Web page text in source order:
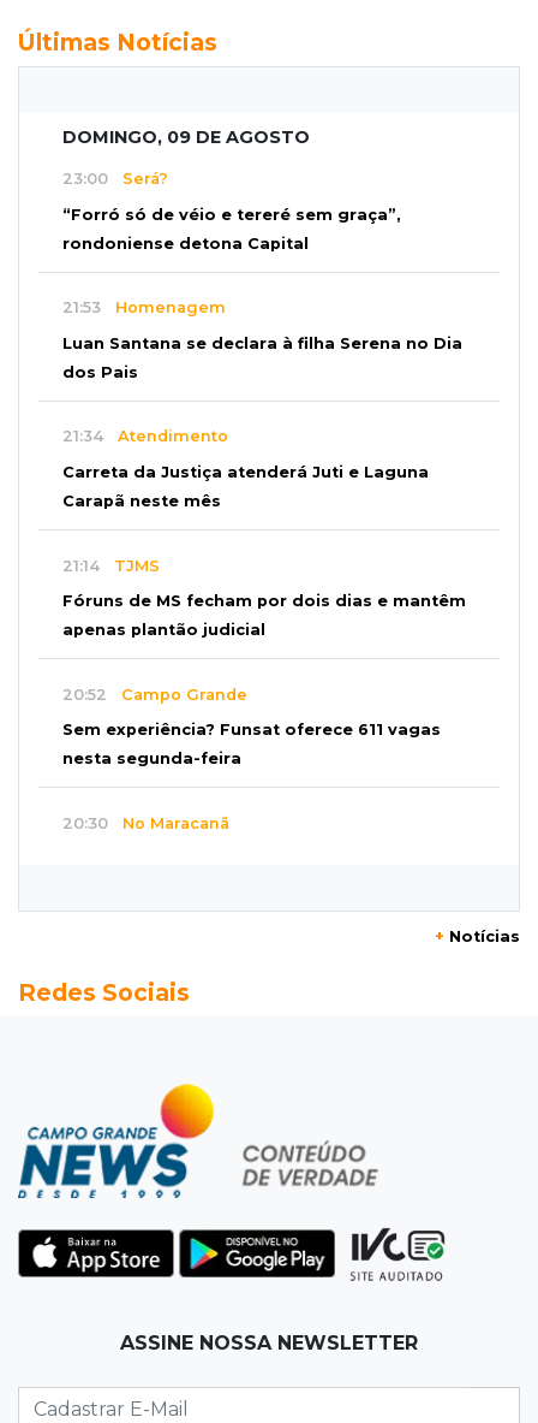
Últimas Notícias
DOMINGO, 09 DE AGOSTO
23:00 Será?
“Forró só de véio e tereré sem graça”,
rondoniense detona Capital
21:53 Homenagem
Luan Santana se declara à filha Serena no Dia
dos Pais
21:34 Atendimento
Carreta da Justiça atenderá Juti e Laguna
Carapã neste mês
21:14 TJMS
Fóruns de MS fecham por dois dias e mantêm
apenas plantão judicial
20:52 Campo Grande
Sem experiência? Funsat oferece 611 vagas
nesta segunda-feira
20:30 No Maracanã
Seleções em MS têm salários de até R$ 8,2 mil;
Jardim Itatiaia
Vigia é amarrado durante roubo de carro e
dois caminhões em pátio
Corinthians vence Bragantino por 2 a 0 e sobe
para 7º no Brasileirão
Na Vila Belmiro
lugar no Brasileirão
+ Notícias
Redes Sociais
ASSINE NOSSA NEWSLETTER